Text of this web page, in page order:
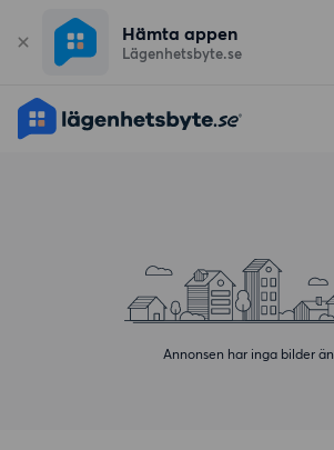
Hämta appen
Lägenhetsbyte.se
Annonsen har inga bilder än